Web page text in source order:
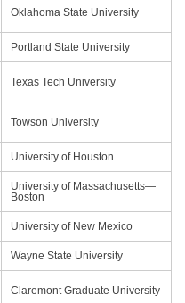
Oklahoma State University
Portland State University
Texas Tech University
Towson University
University of Houston
University of Massachusetts—​
Boston
University of New Mexico
Wayne State University
Claremont Graduate University